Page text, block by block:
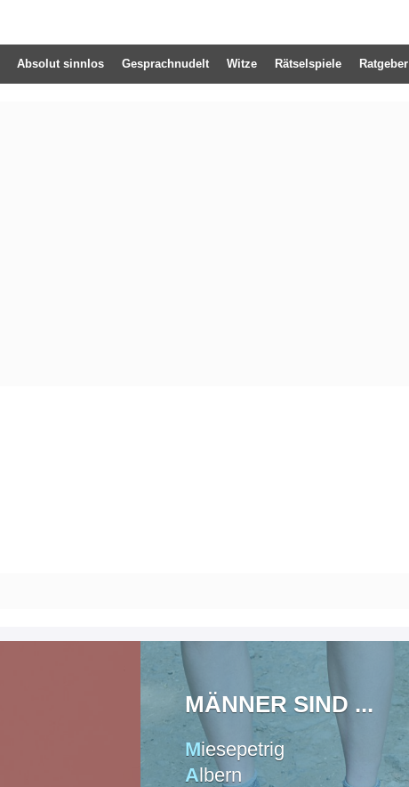
Absolut sinnlos Gesprachnudelt Witze Rätselspiele Ratgeber
MÄNNER SIND ...
Miesepetrig
Albern